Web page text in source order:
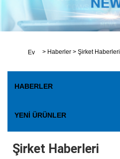
Ev > Haberler > Şirket Haberleri
HABERLER
YENI ÜRÜNLER
Şirket Haberleri